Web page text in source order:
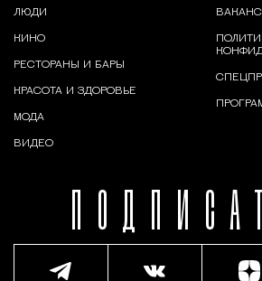
ЛЮДИ
КИНО
РЕСТОРАНЫ И БАРЫ
КРАСОТА И ЗДОРОВЬЕ
МОДА
ВИДЕО